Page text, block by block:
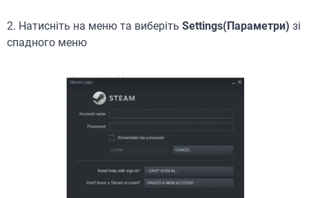
2. Натисніть на меню та виберіть Settings(Параметри) зі
спадного меню